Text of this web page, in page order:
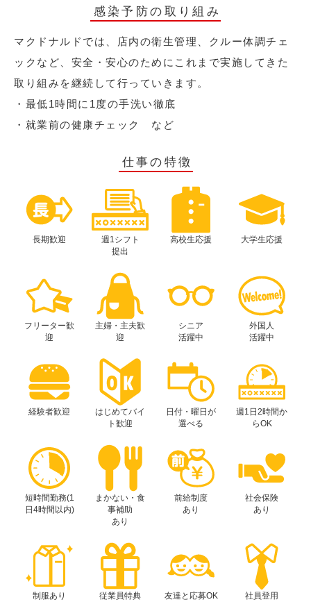
感染予防の取り組み
マクドナルドでは、店内の衛生管理、クルー体調チェ
ックなど、安全・安心のためにこれまで実施してきた
取り組みを継続して行っていきます。
・最低1時間に1度の手洗い徹底
・就業前の健康チェック など
仕事の特徴
長期歓迎
週1シフト
提出
高校生応援 大学生応援
フリーター歓
迎
主婦・主夫歓
迎
シニア
活躍中
外国人
活躍中
経験者歓迎
はじめてバイ
ト歓迎
日付・曜日が
選べる
週1日2時間か
らOK
短時間勤務(1
日4時間以内)
まかない・食
事補助
あり
前給制度
あり
社会保険
あり
制服あり
従業員特典
友達と応募OK 社員登用